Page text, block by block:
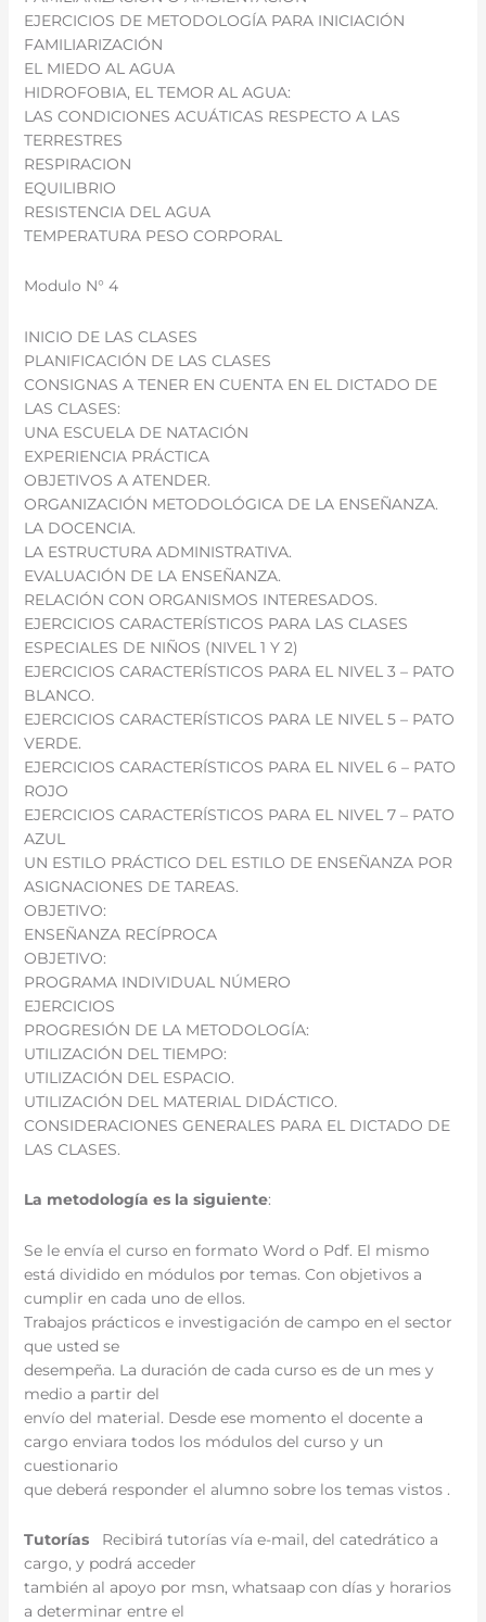
EJERCICIOS DE METODOLOGÍA PARA INICIACIÓN
FAMILIARIZACIÓN
EL MIEDO AL AGUA
HIDROFOBIA, EL TEMOR AL AGUA:
LAS CONDICIONES ACUÁTICAS RESPECTO A LAS
TERRESTRES
RESPIRACION
EQUILIBRIO
RESISTENCIA DEL AGUA
TEMPERATURA PESO CORPORAL
Modulo N° 4
INICIO DE LAS CLASES
PLANIFICACIÓN DE LAS CLASES
CONSIGNAS A TENER EN CUENTA EN EL DICTADO DE
LAS CLASES:
UNA ESCUELA DE NATACIÓN
EXPERIENCIA PRÁCTICA
OBJETIVOS A ATENDER.
ORGANIZACIÓN METODOLÓGICA DE LA ENSEÑANZA.
LA DOCENCIA.
LA ESTRUCTURA ADMINISTRATIVA.
EVALUACIÓN DE LA ENSEÑANZA.
RELACIÓN CON ORGANISMOS INTERESADOS.
EJERCICIOS CARACTERÍSTICOS PARA LAS CLASES
ESPECIALES DE NIÑOS (NIVEL 1 Y 2)
EJERCICIOS CARACTERÍSTICOS PARA EL NIVEL 3 – PATO
BLANCO.
EJERCICIOS CARACTERÍSTICOS PARA LE NIVEL 5 – PATO
VERDE.
EJERCICIOS CARACTERÍSTICOS PARA EL NIVEL 6 – PATO
ROJO
EJERCICIOS CARACTERÍSTICOS PARA EL NIVEL 7 – PATO
AZUL
UN ESTILO PRÁCTICO DEL ESTILO DE ENSEÑANZA POR
ASIGNACIONES DE TAREAS.
OBJETIVO:
ENSEÑANZA RECÍPROCA
OBJETIVO:
PROGRAMA INDIVIDUAL NÚMERO
EJERCICIOS
PROGRESIÓN DE LA METODOLOGÍA:
UTILIZACIÓN DEL TIEMPO:
UTILIZACIÓN DEL ESPACIO.
UTILIZACIÓN DEL MATERIAL DIDÁCTICO.
CONSIDERACIONES GENERALES PARA EL DICTADO DE
LAS CLASES.
La metodología es la siguiente:
Se le envía el curso en formato Word o Pdf. El mismo
está dividido en módulos por temas. Con objetivos a
cumplir en cada uno de ellos.
Trabajos prácticos e investigación de campo en el sector
que usted se
desempeña. La duración de cada curso es de un mes y
medio a partir del
envío del material. Desde ese momento el docente a
cargo enviara todos los módulos del curso y un
cuestionario
que deberá responder el alumno sobre los temas vistos .
Tutorías
Recibirá tutorías vía e-mail, del catedrático a
cargo, y podrá acceder
también al apoyo por msn, whatsaap con días y horarios
a determinar entre el